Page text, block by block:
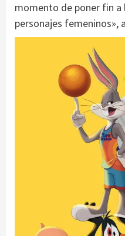
momento de poner fin a
personajes femeninos»,